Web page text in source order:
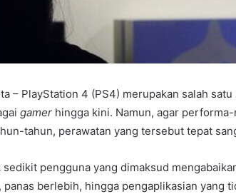
– PlayStation 4 (PS4) merupakan salah
gamer hingga kini. Namun, agar
tahun, perawatan yang tersebut tepat
sedikit pengguna yang dimaksud
panas berlebih, hingga pengaplikasian yang